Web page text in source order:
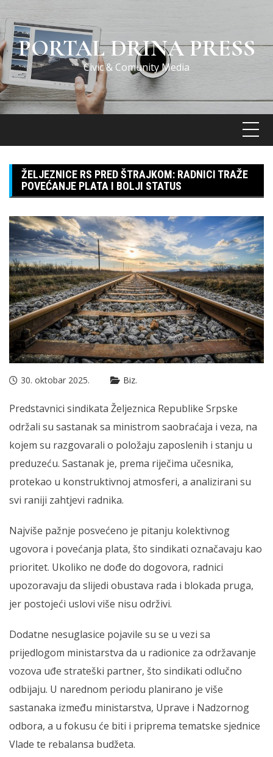
Skip
to
contentPORTAL DRINA PRESS
Civic & Comunity Media
ŽELJEZNICE RS PRED ŠTRAJKOM: RADNICI TRAŽE
POVEĆANJE PLATA I BOLJI STATUS
30. oktobar 2025. Biz.
Predstavnici sindikata Željeznica Republike Srpske
održali su sastanak sa ministrom saobraćaja i veza, na
kojem su razgovarali o položaju zaposlenih i stanju u
preduzeću. Sastanak je, prema riječima učesnika,
protekao u konstruktivnoj atmosferi, a analizirani su
svi raniji zahtjevi radnika.
Najviše pažnje posvećeno je pitanju kolektivnog
ugovora i povećanja plata, što sindikati označavaju kao
prioritet. Ukoliko ne dođe do dogovora, radnici
upozoravaju da slijedi obustava rada i blokada pruga,
jer postojeći uslovi više nisu održivi.
Dodatne nesuglasice pojavile su se u vezi sa
prijedlogom ministarstva da u radionice za održavanje
vozova uđe strateški partner, što sindikati odlučno
odbijaju. U narednom periodu planirano je više
sastanaka između ministarstva, Uprave i Nadzornog
odbora, a u fokusu će biti i priprema tematske sjednice
Vlade te rebalansa budžeta.